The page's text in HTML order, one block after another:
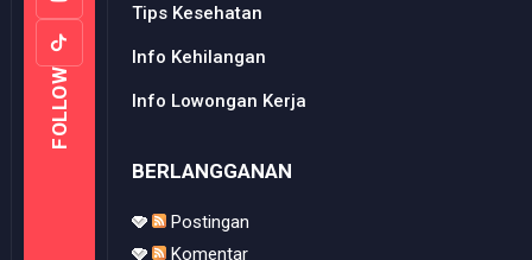
FOLLOW
Tips Kesehatan
Info Kehilangan
Info Lowongan Kerja
BERLANGGANAN
Postingan
Komentar